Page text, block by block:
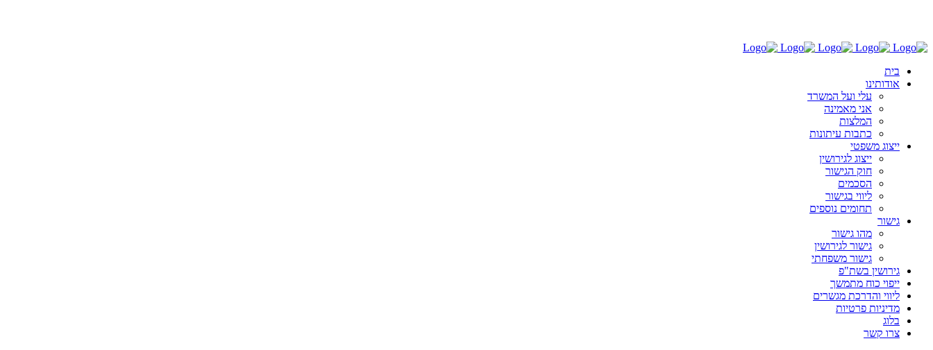
בית
אודותינו
עלי ועל המשרד
אני מאמינה
המלצות
כתבות עיתונות
ייצוג משפטי
ייצוג לגירושין
חוק הגישור
הסכמים
ליווי בגישור
תחומים נוספים
גישור
מהו גישור
גישור לגירושין
גישור משפחתי
גירושין בשת"פ
ייפוי כוח מתמשך
ליווי והדרכת מגשרים
מדיניות פרטיות
בלוג
צרו קשר